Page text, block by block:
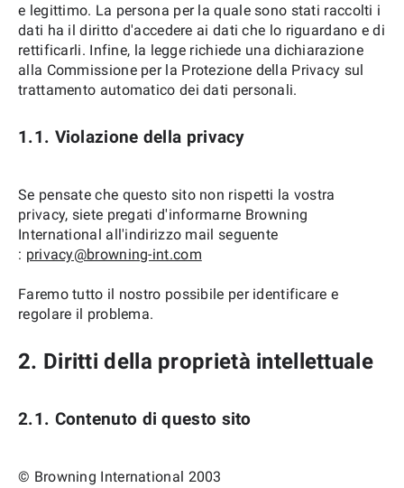
e legittimo. La persona per la quale sono stati raccolti i
dati ha il diritto d'accedere ai dati che lo riguardano e di
rettificarli. Infine, la legge richiede una dichiarazione
alla Commissione per la Protezione della Privacy sul
trattamento automatico dei dati personali.
1.1. Violazione della privacy
Se pensate che questo sito non rispetti la vostra
privacy, siete pregati d'informarne Browning
International all'indirizzo mail seguente
: privacy@browning-int.com
Faremo tutto il nostro possibile per identificare e
regolare il problema.
2. Diritti della proprietà intellettuale
2.1. Contenuto di questo sito
© Browning International 2003